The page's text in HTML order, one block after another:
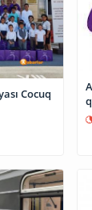
Cocuq